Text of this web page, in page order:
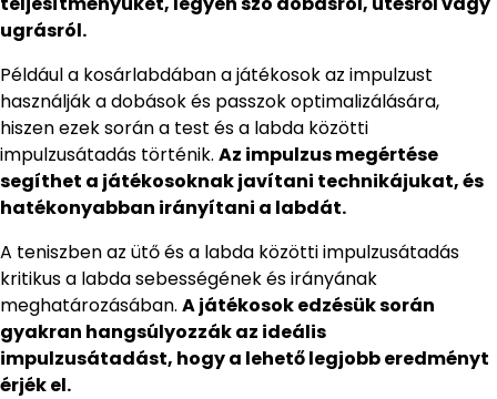
ugrásról.
Például a kosárlabdában a játékosok az impulzust
használják a dobások és passzok optimalizálására,
hiszen ezek során a test és a labda közötti
impulzusátadás történik. Az impulzus megértése
segíthet a játékosoknak javítani technikájukat, és
hatékonyabban irányítani a labdát.
A teniszben az ütő és a labda közötti impulzusátadás
kritikus a labda sebességének és irányának
meghatározásában. A játékosok edzésük során
gyakran hangsúlyozzák az ideális
impulzusátadást, hogy a lehető legjobb eredményt
érjék el.